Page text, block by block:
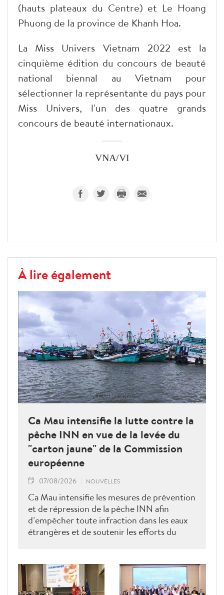
(hauts plateaux du Centre) et Le Hoang
Phuong de la province de Khanh Hoa.
La Miss Univers Vietnam 2022 est la
cinquième édition du concours de beauté
national biennal au Vietnam pour
sélectionner la représentante du pays pour
Miss Univers, l'un des quatre grands
concours de beauté internationaux.
VNA/VI
À lire également
Ca Mau intensifie la lutte contre la
pêche INN en vue de la levée du
"carton jaune" de la Commission
européenne
07/08/2026 NOUVELLES
Ca Mau intensifie les mesures de prévention
et de répression de la pêche INN afin
d’empêcher toute infraction dans les eaux
étrangères et de soutenir les efforts du